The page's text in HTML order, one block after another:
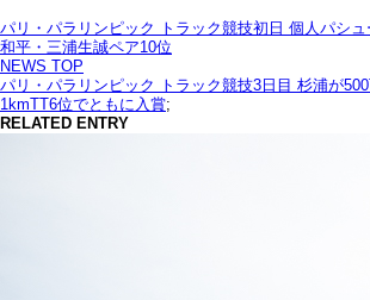
パリ・パラリンピック トラック競技初日 個人パシ
和平・三浦生誠ペア10位
NEWS TOP
パリ・パラリンピック トラック競技3日目 杉浦が
1kmTT6位でともに入賞;
RELATED ENTRY